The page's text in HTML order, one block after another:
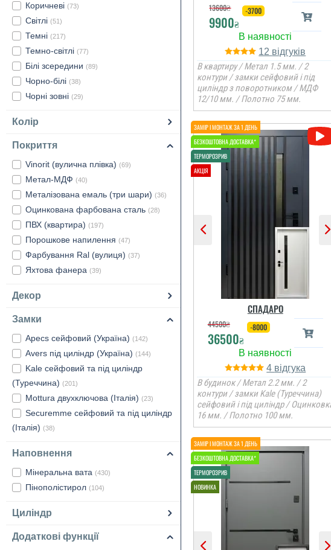
Коричневі (73)
Світлі (51)
Темні (217)
Темно-світлі (77)
Білі зсередини (89)
Чорно-білі (38)
Чорні зовні (29)
Колір
Покриття
Vinorit (вулична плівка) (69)
Метал-МДФ (40)
Металізована емаль (три шари) (36)
Оцинкована фарбована сталь (28)
ПВХ (квартира) (197)
Порошкове напилення (47)
Фарбування Ral (вулиця) (37)
Яхтова фанера (39)
Декор
Замки
Apecs сейфовий (Україна) (142)
Avers під циліндр (Україна) (144)
Kale сейфовий та під циліндр
(Туреччина) (201)
Mottura двухключова (Італія) (23)
Securemme сейфовий та під циліндр
(Італія) (38)
Наповнення
Мінеральна вата (430)
Пінополістирол (104)
Циліндр
Додаткові функції
13600₴
9900₴
-3700
12
В квартиру / Метал 1.5 мм. / 2
контури / замки сейфовий і під
циліндр з поворотником / МДФ
12/10 мм. / Полотно 75 мм.
СПАДАРО
44500₴
36500₴
-8000
4
В будинок / Метал 2.2 мм. / 2
контури / замки Kale (Туреччина)
сейфовий і під циліндр /
16 мм. / Полотно 100 мм.